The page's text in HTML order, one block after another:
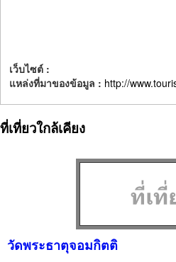
เว็บไซต์ :
แหล่งที่มาของข้อมูล : http://
ที่เที่ยวใกล้เคียง
วัดพระธาตุจอมกิตติ